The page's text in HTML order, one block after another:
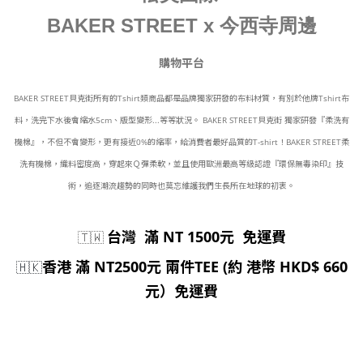
BAKER STREET x 今西寺周邊
購物平台
BAKER STREET貝克街所有的Tshirt類商品都是品牌獨家研發的布料材質，有別於他牌Tshirt布
料，洗完下水後會縮水5cm、版型變形...等等狀況。 BAKER STREET貝克街 獨家研發『柔洗有
機棉』，不但不會變形，更有接近0%的縮率，給消費者最好品質的T-shirt！BAKER STREET柔
洗有機棉，織料密度高，穿起來Ｑ彈柔軟，並且使用歐洲最高等級認證『環保無毒染印』技
術，追逐潮流趨勢的同時也莫忘維護我們生長所在地球的初衷。
🇹🇼 台灣 滿 NT 1500元 免運費
🇭🇰香港 滿 NT2500元 兩件TEE (約 港幣 HKD$ 660
元）免運費